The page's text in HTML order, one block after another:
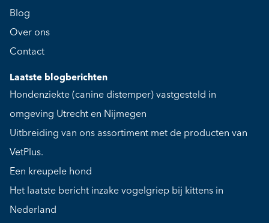
Blog
Over ons
Contact
Laatste blogberichten
Hondenziekte (canine distemper) vastgesteld in
omgeving Utrecht en Nijmegen
Uitbreiding van ons assortiment met de producten van
VetPlus.
Een kreupele hond
Het laatste bericht inzake vogelgriep bij kittens in
Nederland